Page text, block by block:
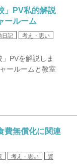
」PV私的解説
ールーム
日記
考え・思い
PVを解説しま
ールームと教室
費無償化に関連
考え・思い
資